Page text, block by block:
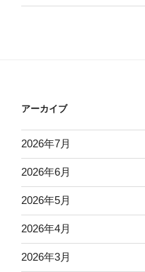
アーカイブ
2026年7月
2026年6月
2026年5月
2026年4月
2026年3月